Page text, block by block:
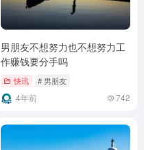
男朋友不想努力也不想努力工
作赚钱要分手吗
快讯 # 男朋友
4年前 742